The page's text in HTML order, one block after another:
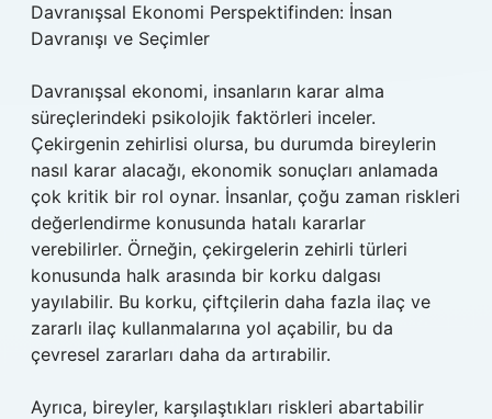
Davranışsal Ekonomi Perspektifinden: İnsan
Davranışı ve Seçimler
Davranışsal ekonomi, insanların karar alma
süreçlerindeki psikolojik faktörleri inceler.
Çekirgenin zehirlisi olursa, bu durumda bireylerin
nasıl karar alacağı, ekonomik sonuçları anlamada
çok kritik bir rol oynar. İnsanlar, çoğu zaman riskleri
değerlendirme konusunda hatalı kararlar
verebilirler. Örneğin, çekirgelerin zehirli türleri
konusunda halk arasında bir korku dalgası
yayılabilir. Bu korku, çiftçilerin daha fazla ilaç ve
zararlı ilaç kullanmalarına yol açabilir, bu da
çevresel zararları daha da artırabilir.
Ayrıca, bireyler, karşılaştıkları riskleri abartabilir